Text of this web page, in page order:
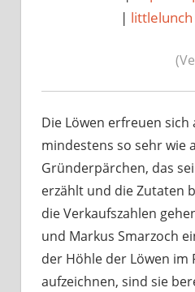
| littlelunch
Die Löwen erfreuen sich
mindestens so sehr wie
Gründerpärchen, das
erzählt und die Zutaten
die Verkaufszahlen
und Markus Smarzoch
der Höhle der Löwen im
aufzeichnen, sind sie